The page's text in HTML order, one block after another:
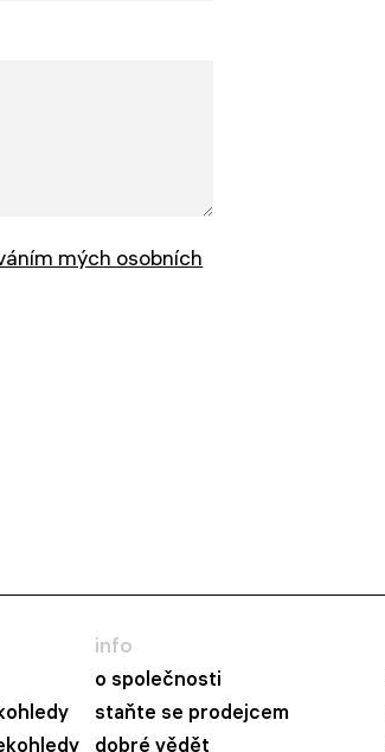
mých osobních
info
o společnosti
staňte se prodejcem
dobré vědět